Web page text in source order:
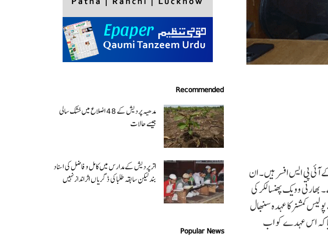
ممبئی کے نئے پولیس کمشنر بنائے گئے ہیں۔ 56 سالہ دیوین بھارتی 1994 بیچ کے آئی پی ایس افسر ہیں۔ ان
حملہ بھی شامل ہے۔ بھارتی وویک پھنسالکر کی
کمشنر کا عہدہ سنبھال
کہ اس عہدے کو اب
Recommended
مدھیہ پردیش کے 48 اضلاع میں خشک سالی
جیسے حالات
اتر پردیش کےمدارس میں کامل و فاضل کی اسناد
بند لیکن سابقہ طلبا کی ڈگریا ں اثرانداز نہیں
Popular News